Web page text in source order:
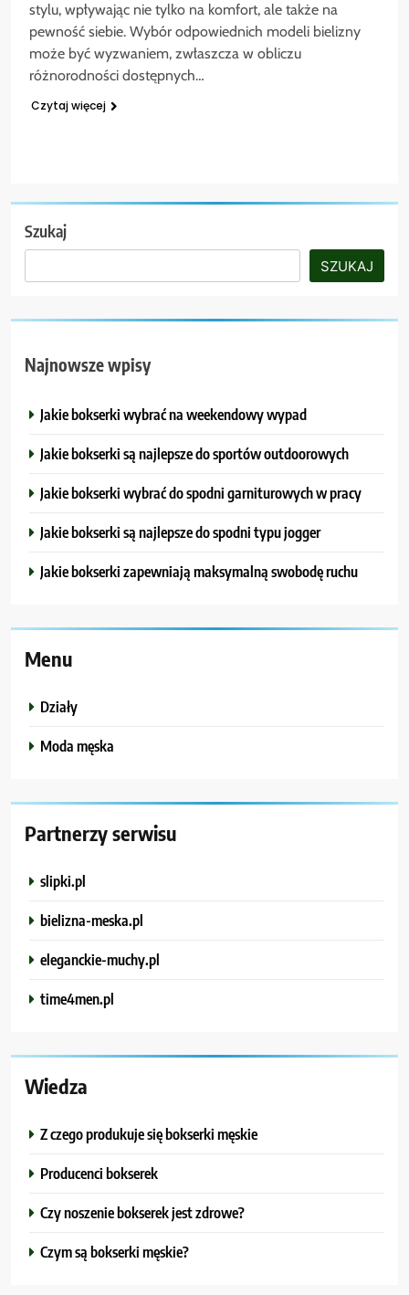
stylu, wpływając nie tylko na komfort, ale także na
pewność siebie. Wybór odpowiednich modeli bielizny
może być wyzwaniem, zwłaszcza w obliczu
różnorodności dostępnych…
Czytaj więcej
Szukaj
SZUKAJ
Najnowsze wpisy
Jakie bokserki wybrać na weekendowy wypad
Jakie bokserki są najlepsze do sportów outdoorowych
Jakie bokserki wybrać do spodni garniturowych w pracy
Jakie bokserki są najlepsze do spodni typu jogger
Jakie bokserki zapewniają maksymalną swobodę ruchu
Menu
Działy
Moda męska
Partnerzy serwisu
slipki.pl
bielizna-meska.pl
eleganckie-muchy.pl
time4men.pl
Wiedza
Z czego produkuje się bokserki męskie
Producenci bokserek
Czy noszenie bokserek jest zdrowe?
Czym są bokserki męskie?